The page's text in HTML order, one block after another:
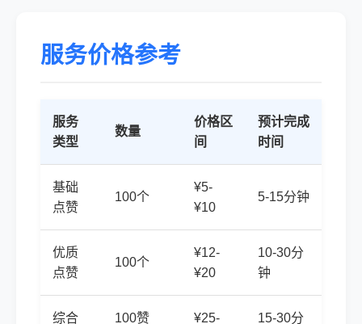
服务价格参考
服务
类型
数量
价格区
间
预计完成
时间
基础
点赞
100个
¥5-
¥10
5-15分钟
优质
点赞
100个
¥12-
¥20
10-30分
钟
综合 100赞 ¥25- 15-30分